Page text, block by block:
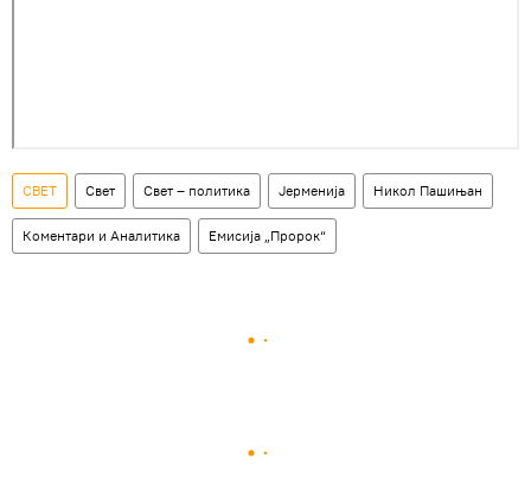
СВЕТ Свет Свет – политика Јерменија Никол Пашињан
Коментари и Аналитика Емисија „Пророк“